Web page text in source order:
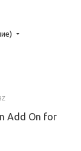
Add On for